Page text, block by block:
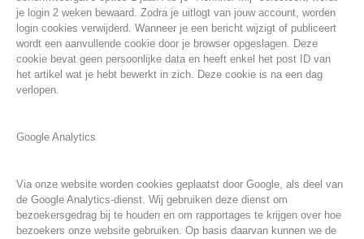
je login 2 weken bewaard. Zodra je uitlogt van jouw account, worden
login cookies verwijderd. Wanneer je een bericht wijzigt of publiceert
wordt een aanvullende cookie door je browser opgeslagen. Deze
cookie bevat geen persoonlijke data en heeft enkel het post ID van
het artikel wat je hebt bewerkt in zich. Deze cookie is na een dag
verlopen.
Google Analytics
Via onze website worden cookies geplaatst door Google, als deel van
de Google Analytics-dienst. Wij gebruiken deze dienst om
bezoekersgedrag bij te houden en om rapportages te krijgen over hoe
bezoekers onze website gebruiken. Op basis daarvan kunnen we de